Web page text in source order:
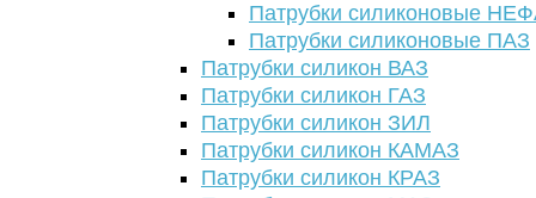
Патрубки силиконовые
Патрубки силиконовые ПАЗ
Патрубки силикон ВАЗ
Патрубки силикон ГАЗ
Патрубки силикон ЗИЛ
Патрубки силикон КАМАЗ
Патрубки силикон КРАЗ